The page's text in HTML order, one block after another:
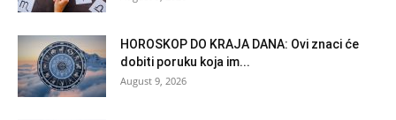
HOROSKOP DO KRAJA DANA: Ovi znaci će
dobiti poruku koja im...
August 9, 2026